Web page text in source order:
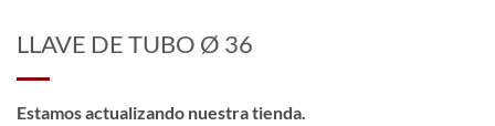
LLAVE DE TUBO Ø 36
Estamos actualizando nuestra tienda.